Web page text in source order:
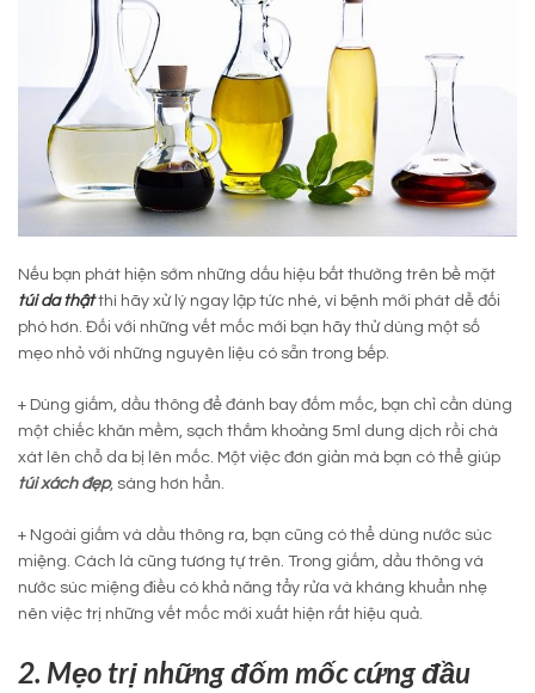
Nếu bạn phát hiện sớm những dấu hiệu bất thường trên bề mặt
túi da thậtthì hãy xử lý ngay lập tức nhé, vì bệnh mới phát dễ đối
phó hơn. Đối với những vết mốc mới bạn hãy thử dùng một số
mẹo nhỏ với những nguyên liệu có sẵn trong bếp.
+ Dùng giấm, dầu thông để đánh bay đốm mốc, bạn chỉ cần dùng
một chiếc khăn mềm, sạch thắm khoảng 5ml dung dịch rồi chà
xát lên chỗ da bị lên mốc. Một việc đơn giản mà bạn có thể giúp
túi xách đẹp, sáng hơn hẳn.
+ Ngoài giấm và dầu thông ra, bạn cũng có thể dùng nước súc
miệng. Cách là cũng tương tự trên. Trong giấm, dầu thông và
nước súc miệng điều có khả năng tẩy rửa và kháng khuẩn nhẹ
nên việc trị những vết mốc mới xuất hiện rất hiệu quả.
2. Mẹo trị những đốm mốc cứng đầu